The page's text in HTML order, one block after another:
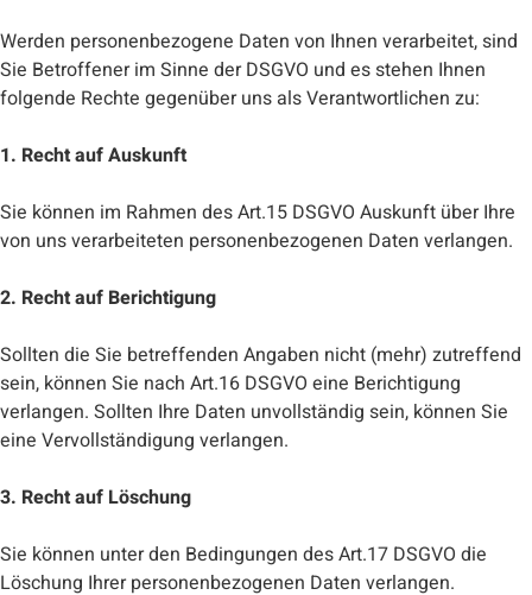
Werden personenbezogene Daten von Ihnen verarbeitet, sind
Sie Betroffener im Sinne der DSGVO und es stehen Ihnen
folgende Rechte gegenüber uns als Verantwortlichen zu:
1. Recht auf Auskunft
Sie können im Rahmen des Art.15 DSGVO Auskunft über Ihre
von uns verarbeiteten personenbezogenen Daten verlangen.
2. Recht auf Berichtigung
Sollten die Sie betreffenden Angaben nicht (mehr) zutreffend
sein, können Sie nach Art.16 DSGVO eine Berichtigung
verlangen. Sollten Ihre Daten unvollständig sein, können Sie
eine Vervollständigung verlangen.
3. Recht auf Löschung
Sie können unter den Bedingungen des Art.17 DSGVO die
Löschung Ihrer personenbezogenen Daten verlangen.